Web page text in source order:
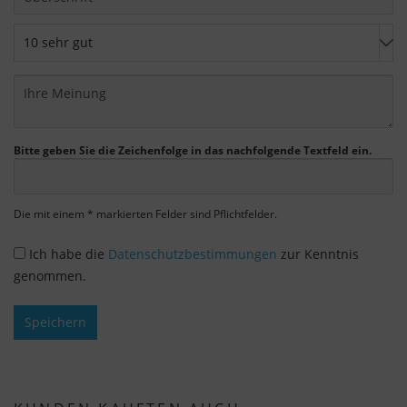
Bitte geben Sie die Zeichenfolge in das nachfolgende Textfeld ein.
Die mit einem * markierten Felder sind Pflichtfelder.
Ich habe die Datenschutzbestimmungen zur Kenntnis
genommen.
Speichern
kontinuierliche Analyse und statistische
Website und das Nutzererlebnis zu verbessern.
Verweildauer auf der Seite und die Interaktion
anderen Nutzungsdaten verwendet werden.
Indem Sie das mit den Google-Diensten
verbundene Cookie akzeptieren, stimmen Sie
gemäß Art. 49 Abs. 1 S. 1 lit. a DSGVO ein, dass
Ihre Daten in den USA durch Google verarbeitet